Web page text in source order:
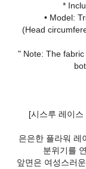
*
• Model:
(Head
" Note: The
[시스루 레이
은은한 플라워 레
분위기를
앞면은 여성스러